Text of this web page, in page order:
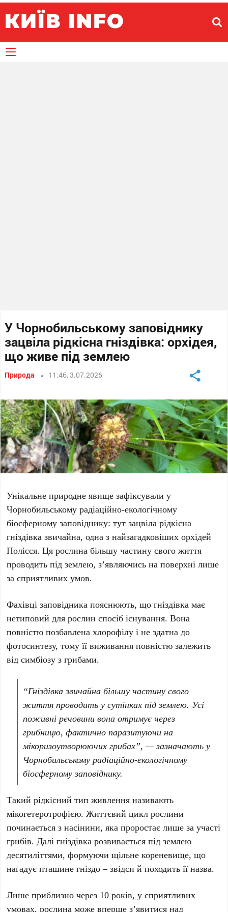
У Чорнобильському заповіднику
зацвіла рідкісна гніздівка: орхідея,
що живе під землею
Природа 11:46, 3.07.2026
Унікальне природне явище зафіксували у
Чорнобильському радіаційно-екологічному
біосферному заповіднику: тут зацвіла рідкісна
гніздівка звичайна, одна з найзагадковіших орхідей
Полісся. Ця рослина більшу частину свого життя
проводить під землею, з’являючись на поверхні лише
за сприятливих умов.
Фахівці заповідника пояснюють, що гніздівка має
нетиповий для рослин спосіб існування. Вона
повністю позбавлена хлорофілу і не здатна до
фотосинтезу, тому її виживання повністю залежить
від симбіозу з грибами.
“Гніздівка звичайна більшу частину свого
життя проводить у сутінках під землею. Усі
поживні речовини вона отримує через
грибницю, фактично паразитуючи на
мікоризоутворюючих грибах”, — зазначають у
Чорнобильському радіаційно-екологічному
біосферному заповіднику.
Такий рідкісний тип живлення називають
мікогетеротрофією. Життєвий цикл рослини
починається з насінини, яка проростає лише за участі
грибів. Далі гніздівка розвивається під землею
десятиліттями, формуючи щільне кореневище, що
нагадує пташине гніздо – звідси й походить її назва.
Лише приблизно через 10 років, у сприятливих
умовах, рослина може вперше з’явитися над